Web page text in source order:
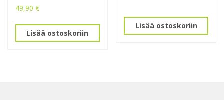
49,90 €
Lisää ostoskoriin
Lisää ostoskoriin